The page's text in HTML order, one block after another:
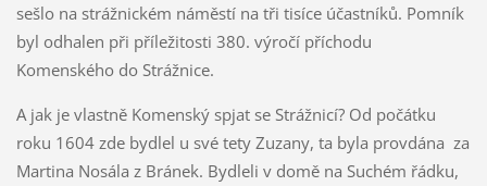
sešlo na strážnickém náměstí na tři tisíce účastníků. Pomník
byl odhalen při příležitosti 380. výročí příchodu
Komenského do Strážnice.
A jak je vlastně Komenský spjat se Strážnicí? Od počátku
roku 1604 zde bydlel u své tety Zuzany, ta byla provdána za
Martina Nosála z Bránek. Bydleli v domě na Suchém řádku,